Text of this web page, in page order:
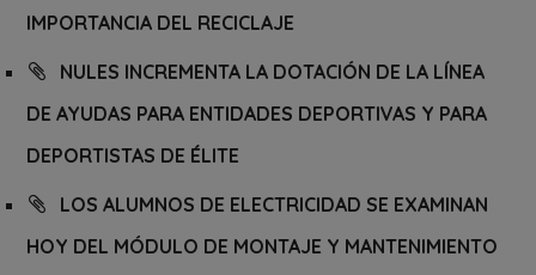
IMPORTANCIA DEL RECICLAJE
NULES INCREMENTA LA DOTACIÓN DE LA LÍNEA
DE AYUDAS PARA ENTIDADES DEPORTIVAS Y PARA
DEPORTISTAS DE ÉLITE
LOS ALUMNOS DE ELECTRICIDAD SE EXAMINAN
HOY DEL MÓDULO DE MONTAJE Y MANTENIMIENTO